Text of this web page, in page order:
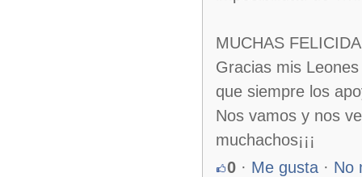
MUCHAS
Gracias mis
que siempre los
Nos vamos y nos
muchachos¡¡¡
0 · Me gusta · No